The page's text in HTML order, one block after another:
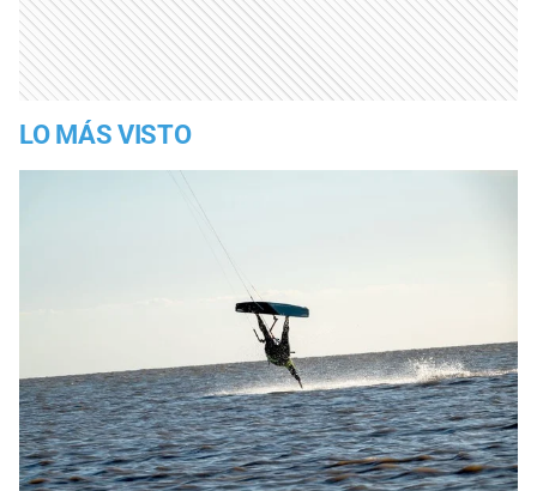
LO MÁS VISTO